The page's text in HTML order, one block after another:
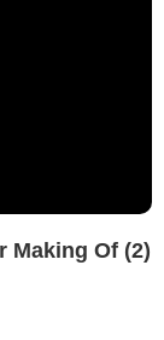
Making Of (2)